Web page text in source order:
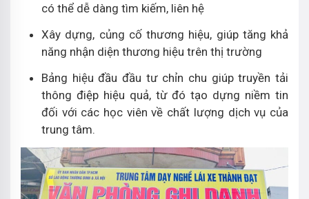
có thể dễ dàng tìm kiếm, liên hệ
Xây dựng, củng cố thương hiệu, giúp tăng khả
năng nhận diện thương hiệu trên thị trường
Bảng hiệu đầu đầu tư chỉn chu giúp truyền tải
thông điệp hiệu quả, từ đó tạo dựng niềm tin
đối với các học viên về chất lượng dịch vụ của
trung tâm.